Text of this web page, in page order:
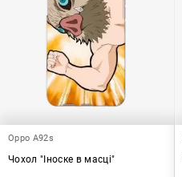
Oppo A92s
Чохол "Іноске в масці"